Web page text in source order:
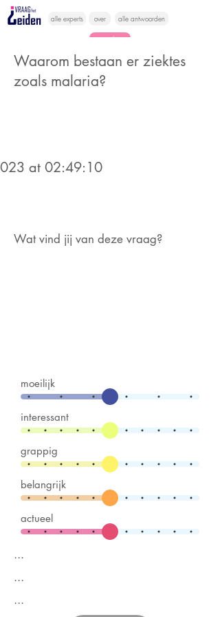
alle experts over alle antwoorden
vragen lessen
Vraag het
Waarom bestaan er ziektes
zoals malaria?
at 02:49:10
Wat vind jij van deze vraag?
moeilijk
interessant
grappig
belangrijk
actueel
...
...
...